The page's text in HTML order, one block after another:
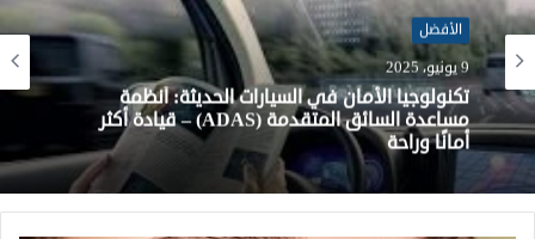
الأفضل
9 يونيو، 2025
الأفضل
28 مايو، 2025
أفضل الشواحن المنزلية للسيارات الكهربائية لعام
2024: مراجعة لأسرع وأذكى الحلول